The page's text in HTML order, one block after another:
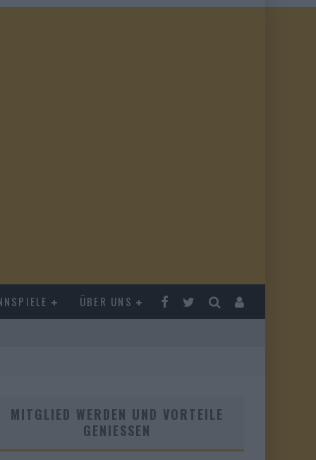
ÜBER UNS
MITGLIED WERDEN UND VORTEILE
GENIESSEN